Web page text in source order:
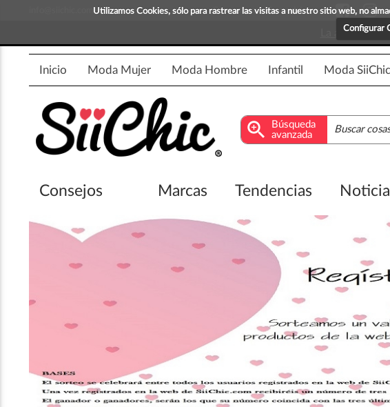
Utilizamos Cookies, sólo para rastrear las visitas a nuestro sitio web, no
Configurar
¡Compra y vende moda!
La app para
Inicio Moda Mujer Moda Hombre Infantil Moda SiiChic
zoom_in
Búsqueda
avanzada
Consejos Marcas Tendencias